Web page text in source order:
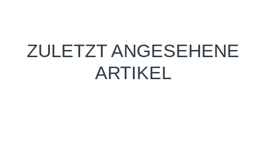
ZULETZT ANGESEHENE
ARTIKEL